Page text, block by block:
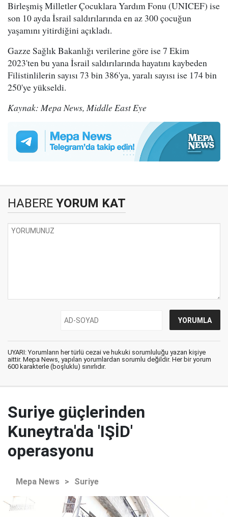
Birleşmiş Milletler Çocuklara Yardım Fonu (UNICEF) ise
son 10 ayda İsrail saldırılarında en az 300 çocuğun
yaşamını yitirdiğini açıkladı.
Gazze Sağlık Bakanlığı verilerine göre ise 7 Ekim
2023'ten bu yana İsrail saldırılarında hayatını kaybeden
Filistinlilerin sayısı 73 bin 386'ya, yaralı sayısı ise 174 bin
250'ye yükseldi.
Kaynak: Mepa News, Middle East Eye
HABERE YORUM KAT
UYARI: Yorumların her türlü cezai ve hukuki sorumluluğu yazan kişiye
aittir. Mepa News, yapılan yorumlardan sorumlu değildir. Her bir yorum
600 karakterle (boşluklu) sınırlıdır.
Suriye güçlerinden
Kuneytra'da 'IŞİD'
operasyonu
Mepa News > Suriye